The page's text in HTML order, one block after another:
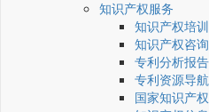
知识产权服务
知识产权培训
知识产权咨询
专利分析报告
专利资源导航
国家知识产